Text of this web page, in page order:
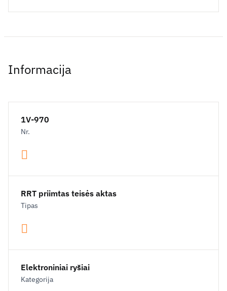
Informacija
1V-970
Nr.
RRT priimtas teisės aktas
Tipas
Elektroniniai ryšiai
Kategorija